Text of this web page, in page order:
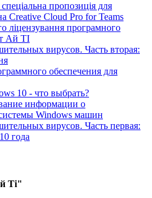
пропозиція для
Creative Cloud Pro for Teams
ліцензування програмного
Ай ТІ
вирусов. Часть вторая:
обеспечения для
10 - что выбрать?
информации о
Windows машин
вирусов. Часть первая:
года
Ті"